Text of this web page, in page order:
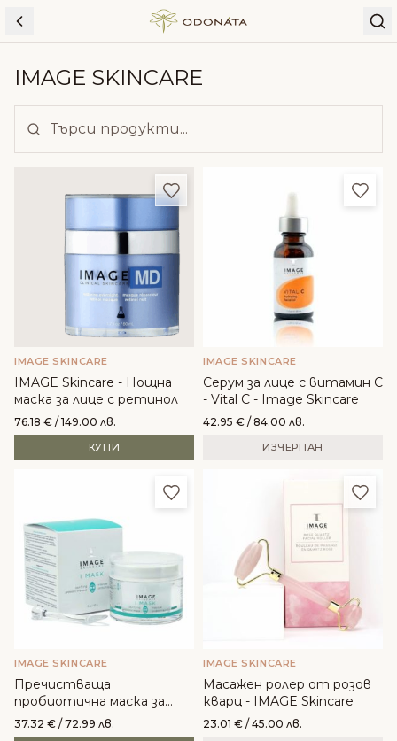
Skip to content
IMAGE SKINCARE
Добави в любими
IMAGE SKINCARE
IMAGE Skincare - Нощна
маска за лице с ретинол
76.18 € / 149.00 лв.
КУПИ
IMAGE SKINCARE
Серум за лице с витамин С
- Vital C - Image Skincare
42.95 € / 84.00 лв.
ИЗЧЕРПАН
Добави в любими
IMAGE SKINCARE
Пречистваща
пробиотична маска за
лице IMAGE
37.32 € / 72.99 лв.
IMAGE SKINCARE
Масажен ролер от розов
кварц - IMAGE Skincare
23.01 € / 45.00 лв.